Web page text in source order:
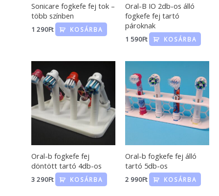
Sonicare fogkefe fej tok –
több színben
1 290Ft KOSÁRBA
Oral-B IO 2db-os álló
fogkefe fej tartó
pároknak
1 590Ft KOSÁRBA
Oral-b fogkefe fej
döntött tartó 4db-os
3 290Ft KOSÁRBA
Oral-b fogkefe fej álló
tartó 5db-os
2 990Ft KOSÁRBA